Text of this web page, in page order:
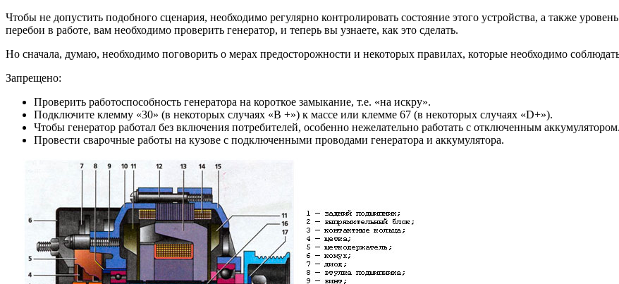
Чтобы не допустить подобного сценария, необходимо регулярно контролировать состояние этого устройства, а также
перебои в работе, вам необходимо проверить генератор, и теперь вы узнаете, как это сделать.
Но сначала, думаю, необходимо поговорить о мерах предосторожности и некоторых правилах, которые необходимо
Запрещено:
Проверить работоспособность генератора на короткое замыкание, т.е. «на искру».
Подключите клемму «30» (в некоторых случаях «B +») к массе или клемме 67 (в некоторых случаях «D+»).
Чтобы генератор работал без включения потребителей, особенно нежелательно работать с отключенным аккумулятором.
Провести сварочные работы на кузове с подключенными проводами генератора и аккумулятора.